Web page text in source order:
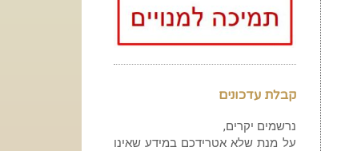
קבלת עדכונים
נרשמים יקרים,
על מנת שלא אטרידכם במידע שאינו